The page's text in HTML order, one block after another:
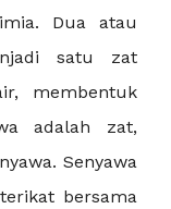
Dua atau
satu zat
membentuk
adalah zat,
Senyawa
bersama